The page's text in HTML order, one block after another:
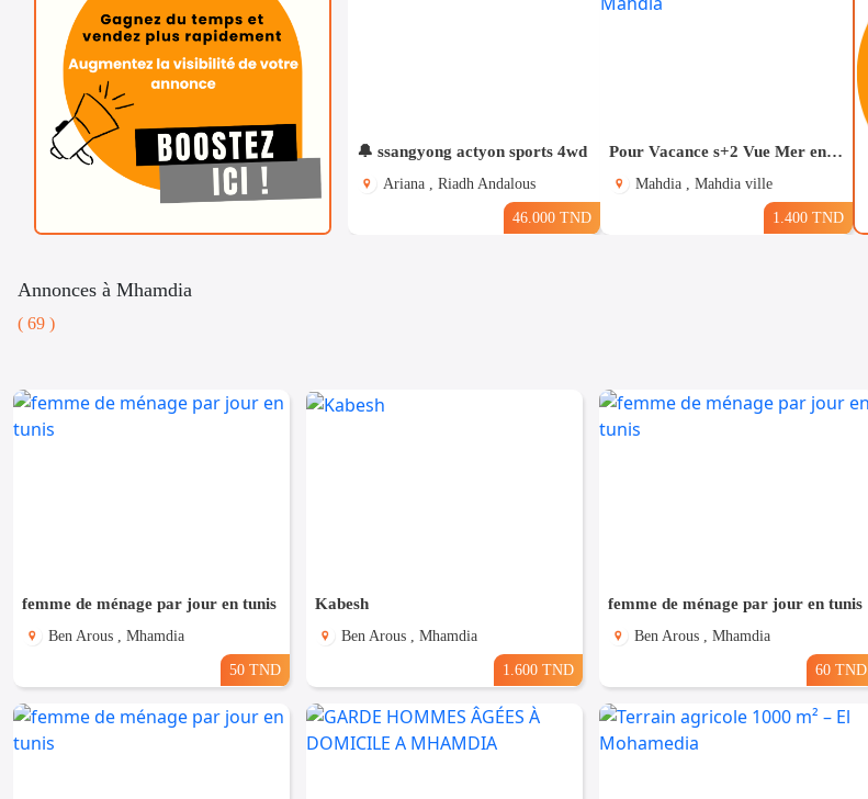
🔔 ssangyong actyon sports 4wd
Ariana , Riadh Andalous
46.000 TND
Pour Vacance s+2 Vue Mer en plein Zone Touristique Mahdia
Mahdia , Mahdia ville
1.400 TND
Annonces à Mhamdia
( 69 )
femme de ménage par jour en tunis
Ben Arous , Mhamdia
50 TND
Kabesh
Ben Arous , Mhamdia
1.600 TND
femme de ménage par jour en tunis
Ben Arous , Mhamdia
60 TND